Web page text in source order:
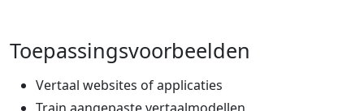
Toepassingsvoorbeelden
Vertaal websites of applicaties